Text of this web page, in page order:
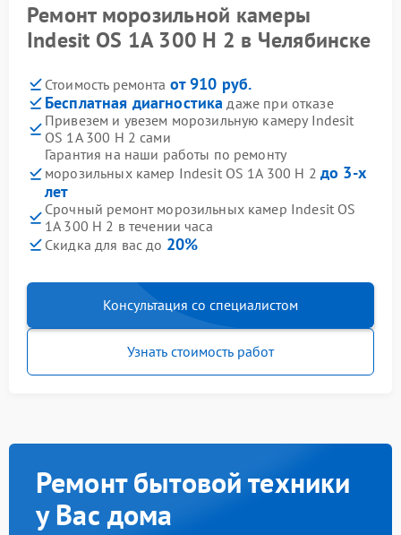
Ремонт морозильной камеры
Indesit OS 1A 300 H 2 в Челябинске
Стоимость ремонта от 910 руб.
Бесплатная диагностика даже при отказе
Привезем и увезем морозильную камеру Indesit
OS 1A 300 H 2 сами
Гарантия на наши работы по ремонту
морозильных камер Indesit OS 1A 300 H 2 до 3-х
лет
Срочный ремонт морозильных камер Indesit OS
1A 300 H 2 в течении часа
Скидка для вас до 20%
Консультация со специалистом
Узнать стоимость работ
Ремонт бытовой техники
у Вас дома